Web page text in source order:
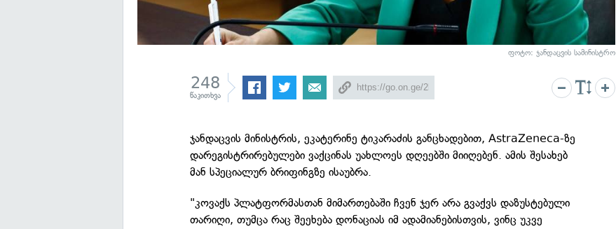
ფოტო: ჯანდაცვის სამინისტრო
248
წაკითხვა
ჯანდაცვის მინისტრის, ეკატერინე ტიკარაძის განცხადებით, AstraZeneca-ზე
დარეგისტრირებულები ვაქცინას უახლოეს დღეებში მიიღებენ. ამის შესახებ
მან სპეციალურ ბრიფინგზე ისაუბრა.
"კოვაქს პლატფორმასთან მიმართებაში ჩვენ ჯერ არა გვაქვს დაზუსტებული
თარიღი, თუმცა რაც შეეხება დონაციას იმ ადამიანებისთვის, ვინც უკვე